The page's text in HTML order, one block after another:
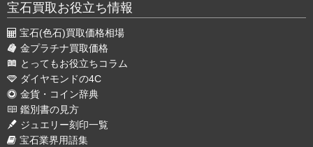
宝石買取お役立ち情報
宝石(色石)買取価格相場
金プラチナ買取価格
とってもお役立ちコラム
ダイヤモンドの4C
金貨・コイン辞典
鑑別書の見方
ジュエリー刻印一覧
宝石業界用語集